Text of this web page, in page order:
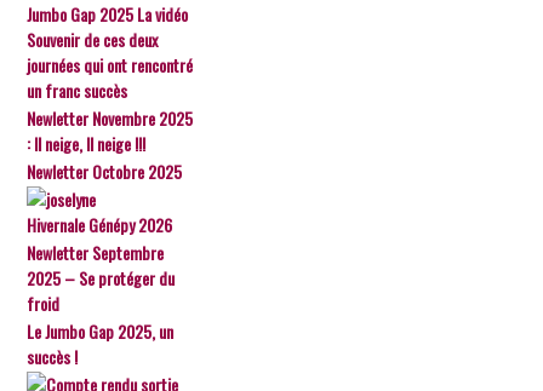
Jumbo Gap 2025 La vidéo
Souvenir de ces deux
journées qui ont rencontré
un franc succès
Newletter Novembre 2025
: Il neige, Il neige !!!
Newletter Octobre 2025
Hivernale Génépy 2026
Newletter Septembre
2025 – Se protéger du
froid
Le Jumbo Gap 2025, un
succès !